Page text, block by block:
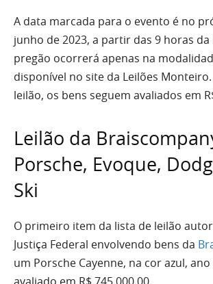
A data marcada para o evento é no
junho de 2023, a partir das 9 horas da
pregão ocorrerá apenas na
disponível no site da Leilões
leilão, os bens seguem avaliados em
Leilão da
Porsche, Evoque,
Ski
O primeiro item da lista de leilão
Justiça Federal envolvendo bens da
um Porsche Cayenne, na cor azul, ano